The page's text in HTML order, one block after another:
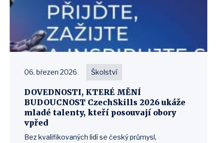
06. březen 2026 Školství
DOVEDNOSTI, KTERÉ MĚNÍ
BUDOUCNOST CzechSkills 2026 ukáže
mladé talenty, kteří posouvají obory
vpřed
Bez kvalifikovaných lidí se český průmysl,